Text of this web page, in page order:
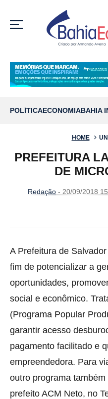
MENU
POLÍTICAECONOMIABAHIA
HOME
PREFEITURA
DE
Redação - 20/09/2018
A Prefeitura de
fim de potencializar a
oportunidades,
social e econômico.
(Programa Popular
garantir acesso
pagamento facilitado e
empreendedora. Para
outro programa
prefeito ACM Neto, no